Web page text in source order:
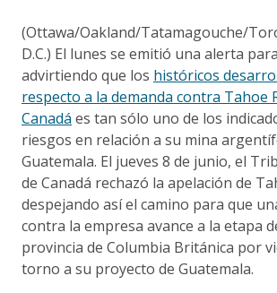
(Ottawa/Oakland/Tatamagouche/
D.C.) El lunes se emitió una alerta
advirtiendo que los históricos
respecto a la demanda contra Tahoe
Canadá es tan sólo uno de los
riesgos en relación a su mina
Guatemala. El jueves 8 de junio, el
de Canadá rechazó la apelación de
despejando así el camino para que
contra la empresa avance a la etapa
provincia de Columbia Británica por
torno a su proyecto de Guatemala.